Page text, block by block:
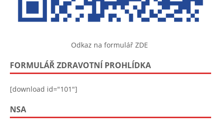
Odkaz na formulář ZDE
FORMULÁŘ ZDRAVOTNÍ PROHLÍDKA
[download id="101"]
NSA